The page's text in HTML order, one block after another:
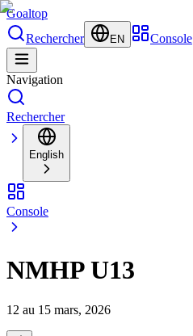
Goaltop
Rechercher
EN Console
Navigation
Rechercher
English
Console
NMHP U13
12 au 15 mars, 2026